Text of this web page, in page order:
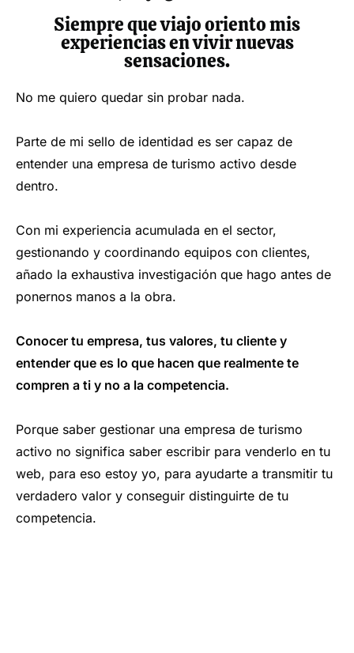
Siempre que viajo oriento mis
experiencias en vivir nuevas
sensaciones.
No me quiero quedar sin probar nada.
Parte de mi sello de identidad es ser capaz de
entender una empresa de turismo activo desde
dentro.
Con mi experiencia acumulada en el sector,
gestionando y coordinando equipos con clientes,
añado la exhaustiva investigación que hago antes de
ponernos manos a la obra.
Conocer tu empresa, tus valores, tu cliente y
entender que es lo que hacen que realmente te
compren a ti y no a la competencia.
Porque saber gestionar una empresa de turismo
activo no significa saber escribir para venderlo en tu
web, para eso estoy yo, para ayudarte a transmitir tu
verdadero valor y conseguir distinguirte de tu
competencia.